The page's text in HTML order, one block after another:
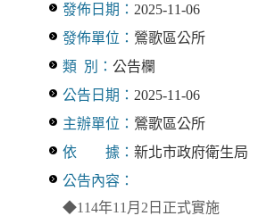
發佈日期： 2025-11-06
發佈單位： 鶯歌區公所
類 別： 公告欄
公告日期： 2025-11-06
主辦單位： 鶯歌區公所
依 據： 新北市政府衛生局
公告內容：
◆114年11月2日正式實施